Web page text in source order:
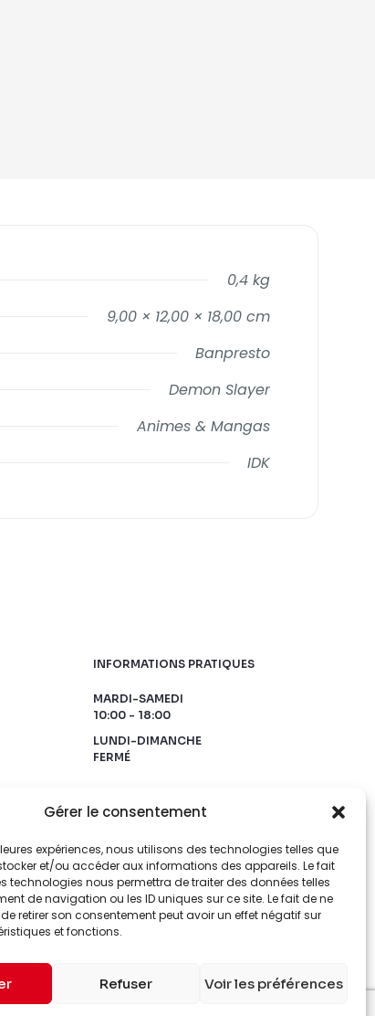
Gérer le consentement
expériences, nous utilisons des technologies telles que
et/ou accéder aux informations des appareils. Le fait
technologies nous permettra de traiter des données telles
de navigation ou les ID uniques sur ce site. Le fait de ne
retirer son consentement peut avoir un effet négatif sur
et fonctions.
Refuser Voir les préférences
0,4 kg
9,00 × 12,00 × 18,00 cm
Banpresto
Demon Slayer
Animes & Mangas
IDK
INFORMATIONS PRATIQUES
MARDI-SAMEDI
10:00 - 18:00
LUNDI-DIMANCHE
FERMÉ